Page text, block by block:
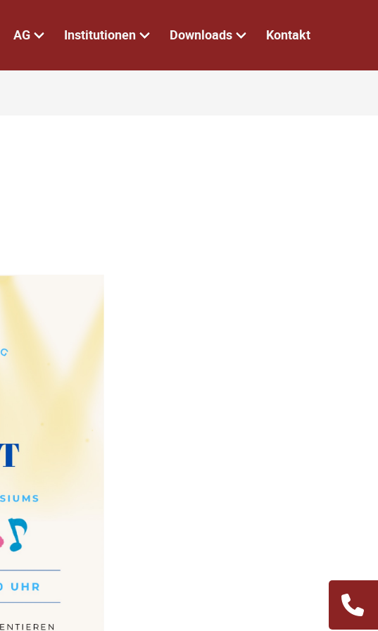
AG Institutionen Downloads Kontakt
Navigation